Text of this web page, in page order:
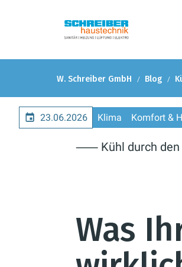
W. Schreiber GmbH Blog
23.06.2026 Klima Komfort &
⸺ Kühl durch den
Was